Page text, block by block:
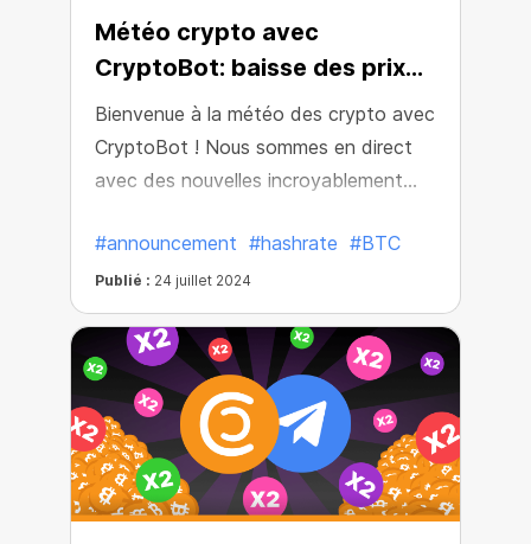
Météo crypto avec
CryptoBot: baisse des prix
dans tout l’écosystème!
Bienvenue à la météo des crypto avec
CryptoBot ! Nous sommes en direct
avec des nouvelles incroyablement
globaux de la météo cryptographique
affecteront tous les utilisateurs de
l'écosystème !
#announcement #hashrate #BTC
Publié : 24 juillet 2024